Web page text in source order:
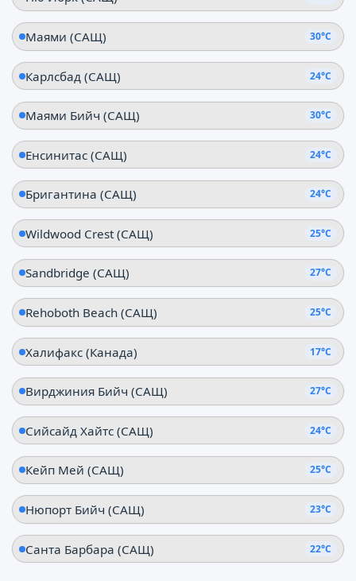
Маями (САЩ) 30°C
Карлсбад (САЩ) 24°C
Маями Бийч (САЩ) 30°C
Енсинитас (САЩ) 24°C
Бригантина (САЩ) 24°C
Wildwood Crest (САЩ) 25°C
Sandbridge (САЩ) 27°C
Rehoboth Beach (САЩ) 25°C
Халифакс (Канада) 17°C
Вирджиния Бийч (САЩ) 27°C
Сийсайд Хайтс (САЩ) 24°C
Кейп Мей (САЩ) 25°C
Нюпорт Бийч (САЩ) 23°C
Санта Барбара (САЩ) 22°C